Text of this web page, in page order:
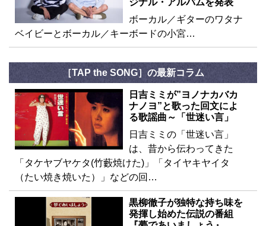
ボーカル／ギターのワタナ
ベイビーとボーカル／キーボードの小宮…
［TAP the SONG］の最新コラム
日吉ミミが”ヨノナカバカ
ナノヨ”と歌った回文によ
る歌謡曲～「世迷い言」
日吉ミミの「世迷い言」
は、昔から伝わってきた
「タケヤブヤケタ(竹藪焼けた)」「タイヤキヤイタ
（たい焼き焼いた）」などの回…
黒柳徹子が独特な持ち味を
発揮し始めた伝説の番組